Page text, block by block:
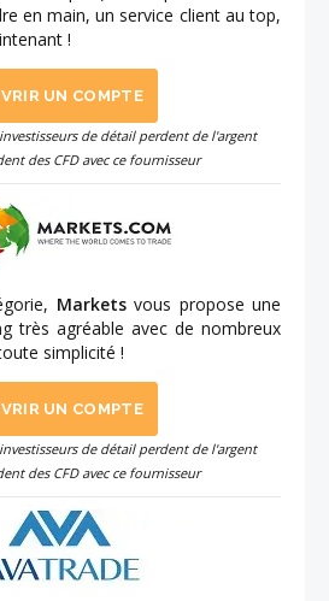
en main, un service client au top,
!
UN COMPTE
de détail perdent de l'argent
des CFD avec ce fournisseur
Marketsvous propose une
très agréable avec de nombreux
simplicité !
UN COMPTE
de détail perdent de l'argent
des CFD avec ce fournisseur